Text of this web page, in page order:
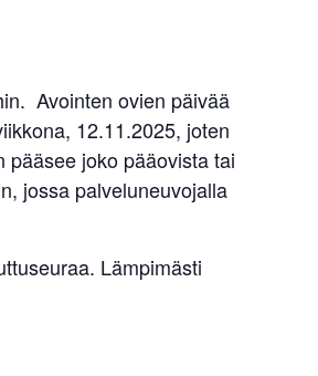
Avointen ovien päivää
12.11.2025, joten
pääsee joko pääovista tai
jossa palveluneuvojalla
Lämpimästi